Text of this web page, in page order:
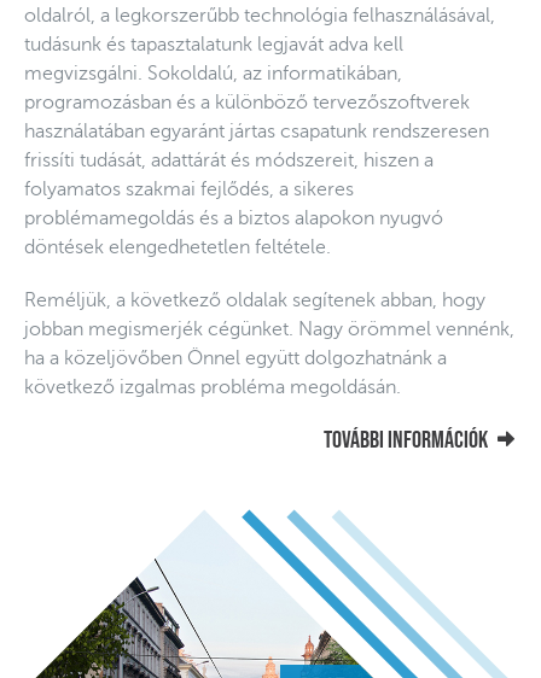
oldalról, a legkorszerűbb technológia felhasználásával,
tudásunk és tapasztalatunk legjavát adva kell
megvizsgálni. Sokoldalú, az informatikában,
programozásban és a különböző tervezőszoftverek
használatában egyaránt jártas csapatunk rendszeresen
frissíti tudását, adattárát és módszereit, hiszen a
folyamatos szakmai fejlődés, a sikeres
problémamegoldás és a biztos alapokon nyugvó
döntések elengedhetetlen feltétele.
Reméljük, a következő oldalak segítenek abban, hogy
jobban megismerjék cégünket. Nagy örömmel vennénk,
ha a közeljövőben Önnel együtt dolgozhatnánk a
következő izgalmas probléma megoldásán.
További információk